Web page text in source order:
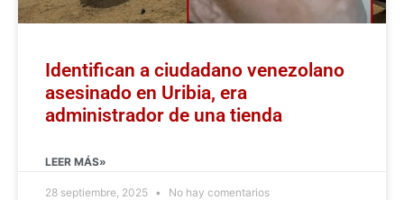
Identifican a ciudadano venezolano
asesinado en Uribia, era
administrador de una tienda
LEER MÁS»
28 septiembre, 2025 No hay comentarios